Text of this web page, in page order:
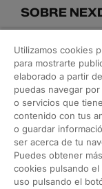
SOBRE
Blog
NUESTROS
Arquitectura y
Interiorismo y
Orden en casa
Utilizamos cookies
para mostrarte
elaborado a partir
puedas navegar
o servicios que
contenido con tus
o guardar
ser acerca de tu
Puedes obtener
cookies pulsando el
uso pulsando el